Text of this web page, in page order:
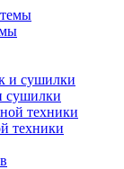
сушилки
техники